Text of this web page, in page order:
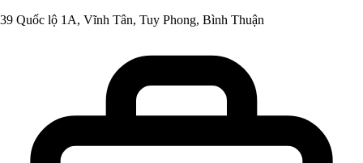
39 Quốc lộ 1A, Vĩnh Tân, Tuy Phong, Bình Thuận